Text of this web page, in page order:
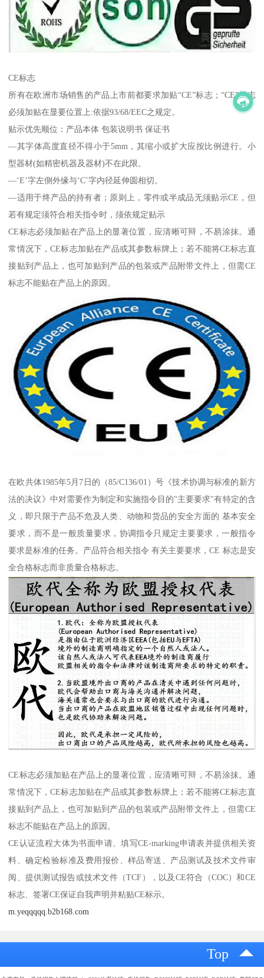
CE标志
所有在欧洲市场销售的产品上市前都要求加贴“CE”标志；“CE”标志
必须加贴在显要位置上:依据93/68/EEC之规定。
贴示优先顺位：产品本体 包装说明书 保证书
—其字体高度直径不得小于5mm，其缩小或扩大应按比例进行。小
型器材(如精密机器及器材)不在此限。
—‘E’字左側外缘与‘C’字内径延伸圆相切。
—适用于终产品的持有者；原则上，零件或半成品无须贴示CE，但
若有规定须符合相关指令时，须依规定贴示
CE标志必须加贴在产品上的显著位置，应清晰可辩，不易涂抹。通
常情况下，CE标志加贴在产品或其参数标牌上；若不能将CE标志直
接贴到产品上，也可加贴到产品的包装或产品附带文件上，但需CE
标志不能贴在产品上的原因。
在欧共体1985年5月7日的（85/C136/01）号《技术协调与标准的新方
法的决议》中对需要作为制定和实施指令目的"主要要求"有特定的含
义，即只限于产品不危及人类、动物和货品的安全方面的 基本安全
要求，而不是一般质量要求，协调指令只规定主要要求，一般指令
要求是标准的任务。产品符合相关指令 有关主要要求，CE 标志是安
全合格标志而非质量合格标志。
CE标志必须加贴在产品上的显著位置，应清晰可辩，不易涂抹。通
常情况下，CE标志加贴在产品或其参数标牌上；若不能将CE标志直
接贴到产品上，也可加贴到产品的包装或产品附带文件上，但需CE
标志不能贴在产品上的原因。
CE认证流程大体为书面申请、填写CE-marking申请表并提供相关资
料、确定检验标准及费用报价、样品寄送、产品测试及技术文件审
阅、提供测试报告或技术文件（TCF），以及CE符合（COC）和CE
标志、签署CE保证自我声明并粘贴CE标示。
m.yeqqqqq.b2b168.com
Top